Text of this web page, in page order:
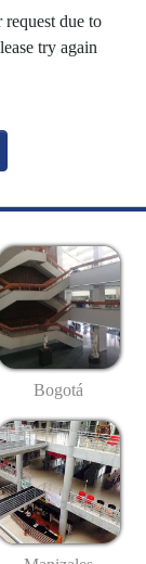
due to
try again
Bogotá